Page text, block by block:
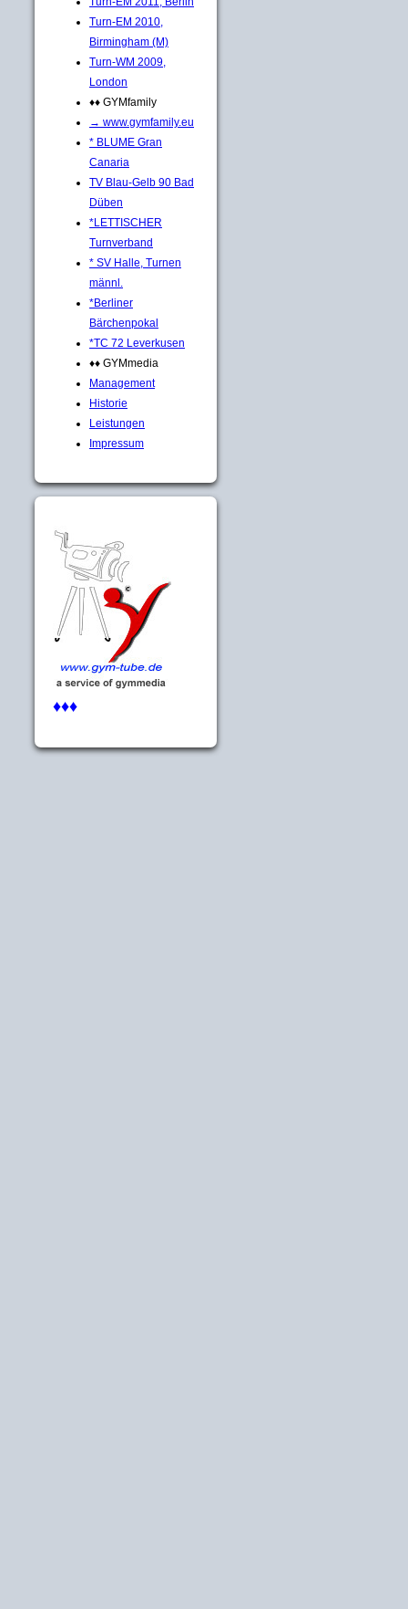
Turn-EM 2010,
Birmingham (M)
Turn-WM 2009,
London
♦♦ GYMfamily
→ www.gymfamily.eu
* BLUME Gran
Canaria
TV Blau-Gelb 90 Bad
Düben
*LETTISCHER
Turnverband
* SV Halle, Turnen
männl.
*Berliner
Bärchenpokal
*TC 72 Leverkusen
♦♦ GYMmedia
Management
Historie
Leistungen
Impressum
♦♦♦